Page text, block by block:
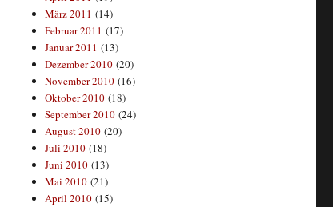
März 2011 (14)
Februar 2011 (17)
Januar 2011 (13)
Dezember 2010 (20)
November 2010 (16)
Oktober 2010 (18)
September 2010 (24)
August 2010 (20)
Juli 2010 (18)
Juni 2010 (13)
Mai 2010 (21)
April 2010 (15)